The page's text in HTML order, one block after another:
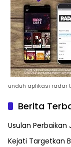
unduh aplikasi radar
Berita
Usulan Perbaikan
Kejati Targetkan